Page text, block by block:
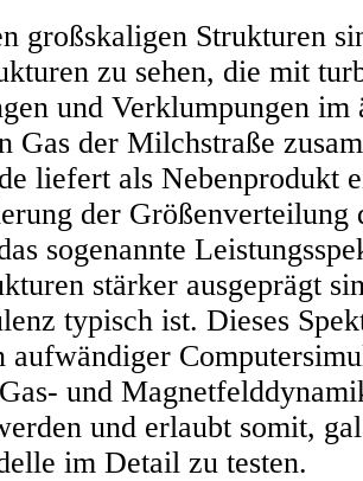
großskaligen Strukturen
zu sehen, die mit
und Verklumpungen im
Gas der Milchstraße
liefert als Nebenprodukt
der Größenverteilung
sogenannte
stärker ausgeprägt
typisch ist. Dieses
aufwändiger
und
und erlaubt somit,
im Detail zu testen.